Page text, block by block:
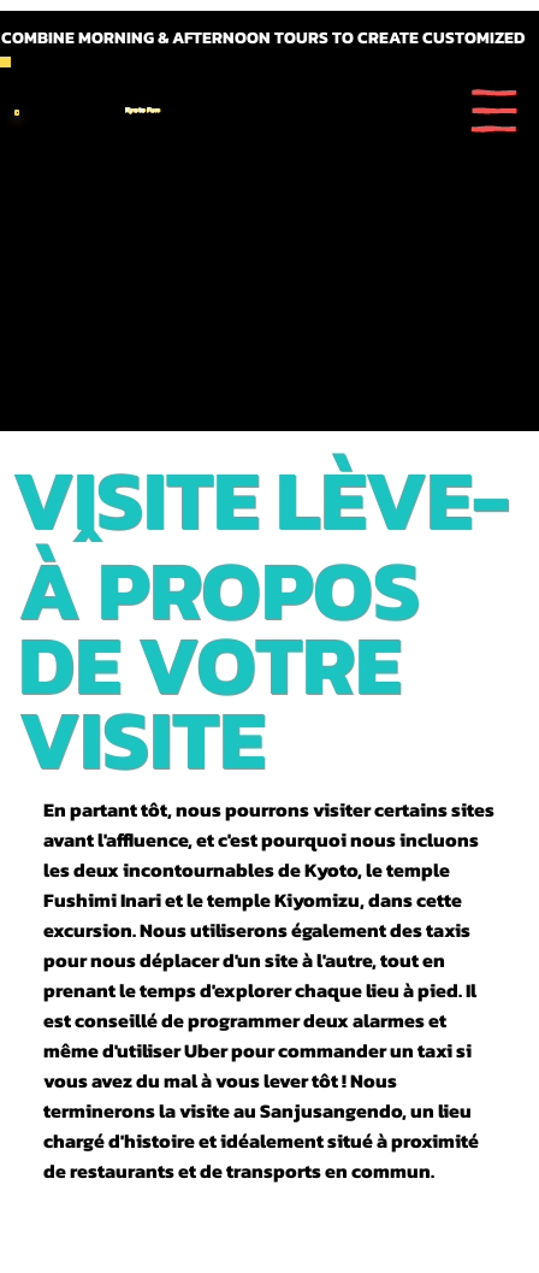
MORNING & AFTERNOON TOURS TO CREATE CUSTOMIZED
Kyoto Fun
VISITE LÈVE-
TÔT : LES
TRÉSORS DU
SUD DE
KYOTO
À PROPOS
DE VOTRE
VISITE
En partant tôt, nous pourrons visiter certains sites
avant l'affluence, et c'est pourquoi nous incluons
les deux incontournables de Kyoto, le temple
Fushimi Inari et le temple Kiyomizu, dans cette
excursion. Nous utiliserons également des taxis
pour nous déplacer d'un site à l'autre, tout en
prenant le temps d'explorer chaque lieu à pied. Il
est conseillé de programmer deux alarmes et
même d'utiliser Uber pour commander un taxi si
vous avez du mal à vous lever tôt ! Nous
terminerons la visite au Sanjusangendo, un lieu
chargé d'histoire et idéalement situé à proximité
de restaurants et de transports en commun.